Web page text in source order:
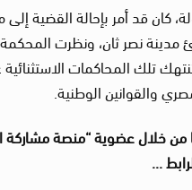
كان قد أمر بإحالة القضية
تلك المحاكمات
والقوانين الوطنية.
من خلال عضوية “منصة مشاركة
…